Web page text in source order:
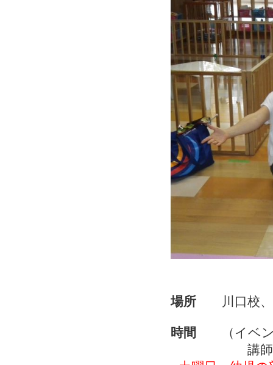
場所 川口校、
時間
（イベン
講師の先生